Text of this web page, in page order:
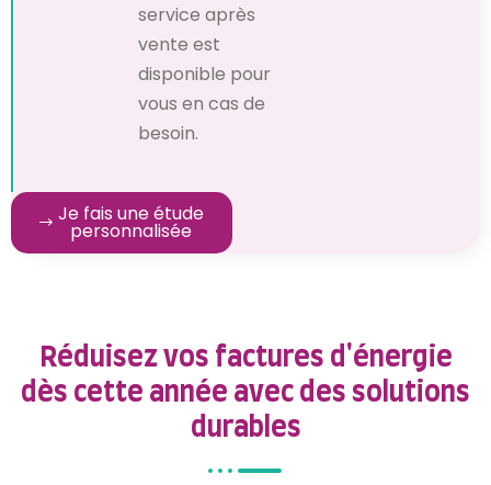
service après
vente est
disponible pour
vous en cas de
besoin.
Je fais une étude
personnalisée
Réduisez vos factures d'énergie
dès cette année avec des solutions
durables